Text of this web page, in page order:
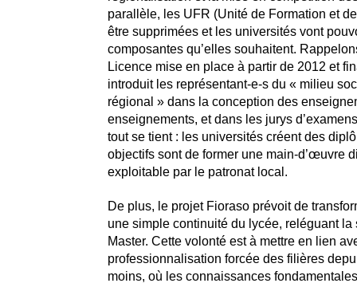
parallèle, les UFR (Unité de Formation et
être supprimées et les universités vont
composantes qu’elles souhaitent.
Licence mise en place à partir de 2012 et
introduit les représentant-e-s du « milieu
régional » dans la conception des
enseignements, et dans les jurys
tout se tient : les universités créent des
objectifs sont de former une main-d’œuvre
exploitable par le patronat local.
De plus, le projet Fioraso prévoit de
une simple continuité du lycée, reléguant
Master. Cette volonté est à mettre en lien
professionnalisation forcée des filières
moins, où les connaissances